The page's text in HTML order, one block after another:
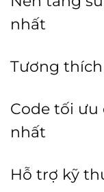
nhất
Tương
Code tối ưu
nhất
Hỗ trợ kỹ